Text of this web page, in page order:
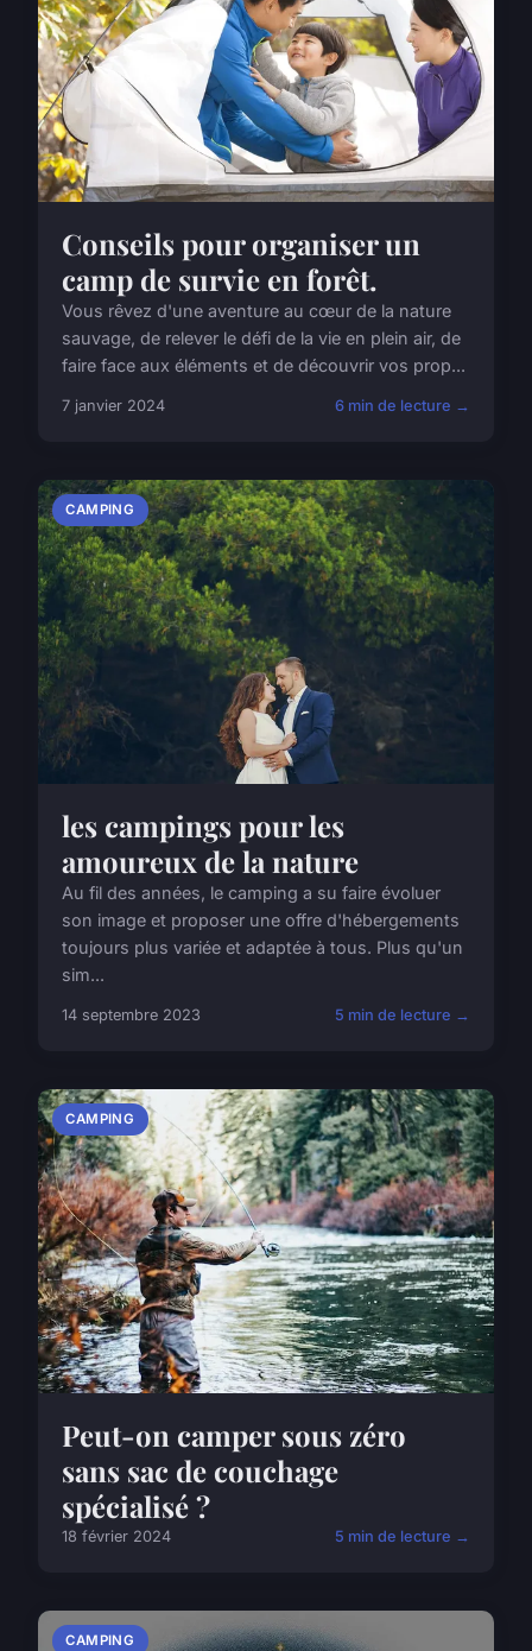
Conseils pour organiser un
camp de survie en forêt.
Vous rêvez d'une aventure au cœur de la nature
sauvage, de relever le défi de la vie en plein air, de
faire face aux éléments et de découvrir vos prop...
7 janvier 2024 6 min de lecture →
CAMPING
les campings pour les
amoureux de la nature
Au fil des années, le camping a su faire évoluer
son image et proposer une offre d'hébergements
toujours plus variée et adaptée à tous. Plus qu'un
sim...
14 septembre 2023 5 min de lecture →
CAMPING
Peut-on camper sous zéro
sans sac de couchage
spécialisé ?
18 février 2024 5 min de lecture →
CAMPING